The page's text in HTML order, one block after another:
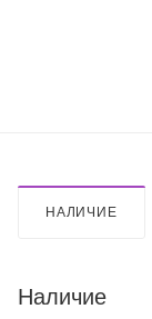
НАЛИЧИЕ
Наличие